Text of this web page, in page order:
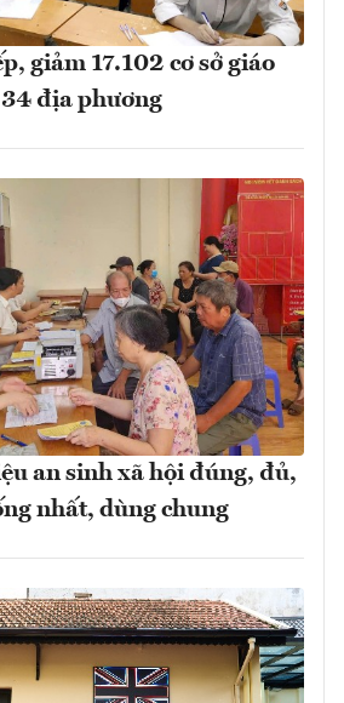
giảm 17.102 cơ sở giáo
địa phương
an sinh xã hội đúng, đủ,
nhất, dùng chung